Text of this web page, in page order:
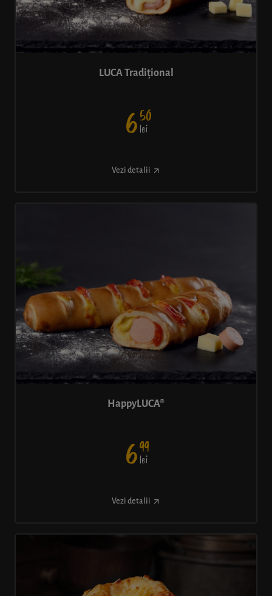
LUCA Tradițional
650
lei
Vezi detalii
HappyLUCA®
699
lei
Vezi detalii